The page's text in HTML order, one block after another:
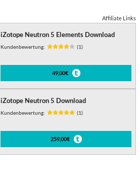
Affiliate Links
iZotope Neutron 5 Elements Download
Kundenbewertung: (1)
49,00€
iZotope Neutron 5 Download
Kundenbewertung: (1)
259,00€